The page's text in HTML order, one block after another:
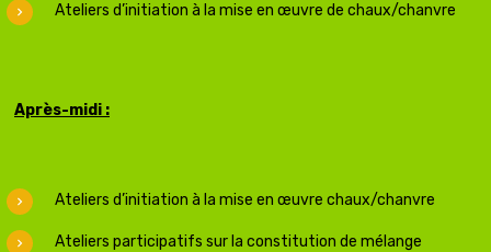
Ateliers d’initiation à la mise en œuvre de chaux/chanvre
Après-midi :
Ateliers d’initiation à la mise en œuvre chaux/chanvre
Ateliers participatifs sur la constitution de mélange